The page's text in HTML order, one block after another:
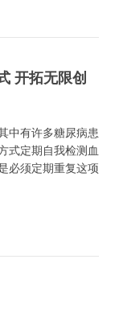
开拓无限创
中有许多糖尿病患
式定期自我检测血
必须定期重复这项